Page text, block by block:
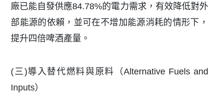
廠已能自發供應84.78%的電力需求，有效降低對外
部能源的依賴，並可在不增加能源消耗的情形下，
提升四倍啤酒產量。
(三)導入替代燃料與原料（Alternative Fuels and
Inputs）